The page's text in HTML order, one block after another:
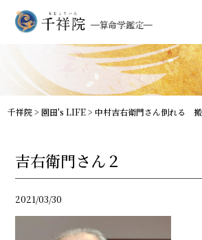
千祥院> 園田's LIFE> 中村吉右衛門さん倒れる
吉右衛門さん２
2021/03/30